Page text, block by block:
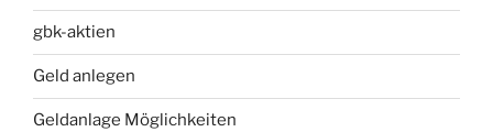
gbk-aktien
Geld anlegen
Geldanlage Möglichkeiten